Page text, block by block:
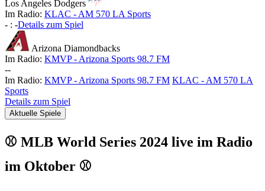
Los Angeles Dodgers
Im Radio: KLAC - AM 570 LA Sports
- : -Details zum Spiel
Arizona Diamondbacks
Im Radio: KMVP - Arizona Sports 98.7 FM
--
Im Radio: KMVP - Arizona Sports 98.7 FM KLAC - AM 570 LA
Sports
Details zum Spiel
Aktuelle Spiele
⚾ MLB World Series 2024 live im Radio
im Oktober ⚾